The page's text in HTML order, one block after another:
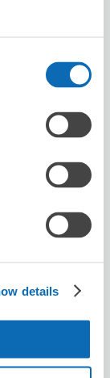
details